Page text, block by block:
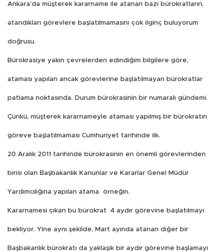
Ankara’da müşterek kararname ile atanan bazı bürokratların,
atandıkları görevlere başlatılmamasını çok ilginç buluyorum
doğrusu.
Bürokrasiye yakın çevrelerden edindiğim bilgilere göre,
ataması yapılan ancak görevlerine başlatılmayan bürokratlar
patlama noktasında. Durum bürokrasinin bir numaralı gündemi.
Çünkü, müşterek kararnameyle ataması yapılmış bir bürokratın
göreve başlatılmaması Cumhuriyet tarihinde ilk.
20 Aralık 2011 tarihinde bürokrasinin en önemli görevlerinden
birisi olan Başbakanlık Kanunlar ve Kararlar Genel Müdür
Yardımcılığına yapılan atama örneğin.
Kararnamesi çıkan bu bürokrat 4 aydır görevine başlatılmayı
bekliyor. Yine aynı şekilde, Mart ayında atanan diğer bir
Başbakanlık bürokratı da yaklaşık bir aydır görevine başlamayı